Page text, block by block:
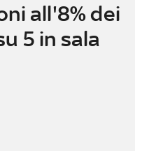
all'8% dei
5 in sala